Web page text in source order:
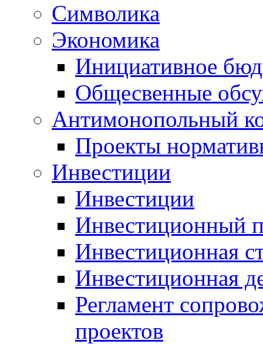
Символика
Экономика
Инициативное
Общесвенные
Антимонопольный
Проекты
Инвестиции
Инвестиции
Инвестиционный
Инвестиционная
Инвестиционная
Регламент
проектов